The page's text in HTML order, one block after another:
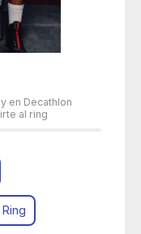
en Decathlon
al ring
Ring